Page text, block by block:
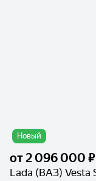
Новый
от2 096 000 ₽
Lada (ВАЗ) Vesta